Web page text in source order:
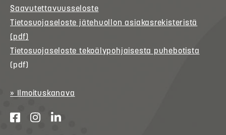
Saavutettavuusseloste
Tietosuojaseloste jätehuollon asiakasrekisteristä
(pdf)
Tietosuojaseloste tekoälypohjaisesta puhebotista
(pdf)
» Ilmoituskanava